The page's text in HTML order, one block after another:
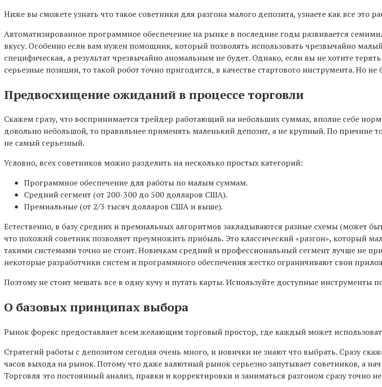
Ниже вы сможете узнать что такое советники для разгона малого депозита, узнаете как все это
Автоматизированное программное обеспечение на рынке в последние годы развивается
вкусу. Особенно если вам нужен помощник, который позволять использовать чрезвычайно
специфическая, а результат чрезвычайно аномальным не будет. Однако, если вы не хотите
серьезные позиции, то такой робот точно пригодится, в качестве стартового инструмента. Но
Предвосхищение ожиданий в процессе торговли
Скажем сразу, что воспринимается трейдер работающий на небольших суммах, вполне себе
довольно небольшой, то правильнее применять маленький депозит, а не крупный. По причине
не самый серьезный.
Условно, всех советников можно разделить на несколько простых категорий:
Программное обеспечение для работы по малым суммам.
Средний сегмент (от 200-300 до 500 долларов США).
Премиальные (от 2/3 тысяч долларов США и выше).
Естественно, в базу средних и премиальных алгоритмов закладываются разные схемы (может
что похожий советник позволяет преумножить прибыль. Это классический «разгон», который
такими системами точно не стоит. Новичкам средний и профессиональный сегмент лучше не
некоторые разработчики систем и программного обеспечения жестко ограничивают свои
Поэтому не стоит мешать все в одну кучу и путать карты. Используйте доступные инструменты
О базовых принципах выбора
Рынок форекс предоставляет всем желающим торговый простор, где каждый может
Стратегий работы с депозитом сегодня очень много, и новички не знают что выбрать. Сразу
часов выхода на рынок. Потому что даже валютный рынок серьезно запутывает советников, а
Торговля это постоянный анализ, правки и корректировки и заниматься разгоном сразу точно